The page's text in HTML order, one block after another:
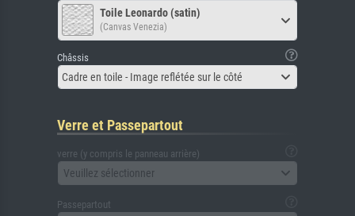
Toile Leonardo (satin)
(Canvas Venezia)
Châssis
Cadre en toile - Image reflétée sur le côté
Verre et Passepartout
verre (y compris le panneau arrière)
Veuillez sélectionner
Passepartout